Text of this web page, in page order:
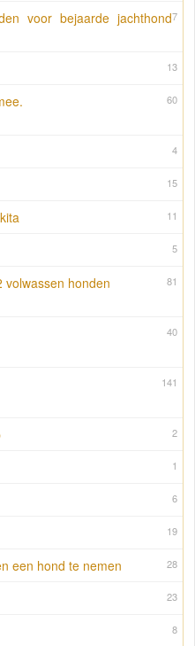
7
voor bejaarde jachthond
13
60
4
15
11
5
81
honden
40
141
2
1
6
19
28
een hond te nemen
23
8